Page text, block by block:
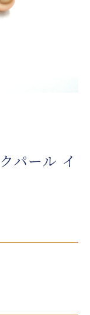
パール イ